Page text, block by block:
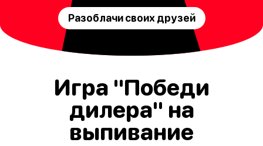
Разоблачи своих друзей
Игра "Победи
дилера" на
выпивание